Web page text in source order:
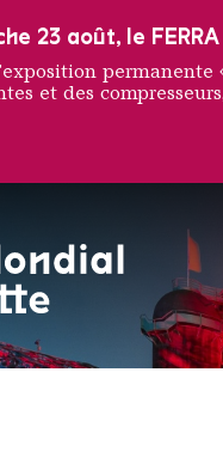
23 août, le
permanente
et des